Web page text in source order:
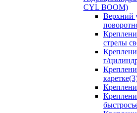
CYL BOOM)
Верхний
стрелы
г/